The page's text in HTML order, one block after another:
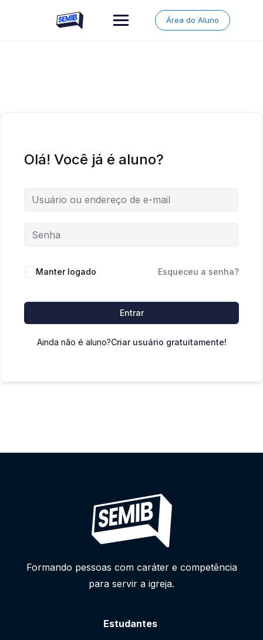
Área do Aluno
Olá! Você já é aluno?
Manter logado Esqueceu a senha?
Entrar
Ainda não é aluno?Criar usuário gratuitamente!
Formando pessoas com caráter e competência
para servir a igreja.
Estudantes